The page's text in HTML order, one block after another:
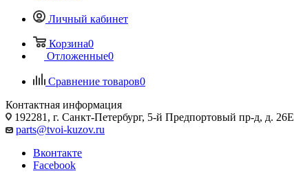
Личный кабинет
Корзина0
Отложенные0
Сравнение товаров0
Контактная информация
192281, г. Санкт-Петербург, 5-й Предпортовый пр-д, д. 26Е
parts@tvoi-kuzov.ru
Вконтакте
Facebook